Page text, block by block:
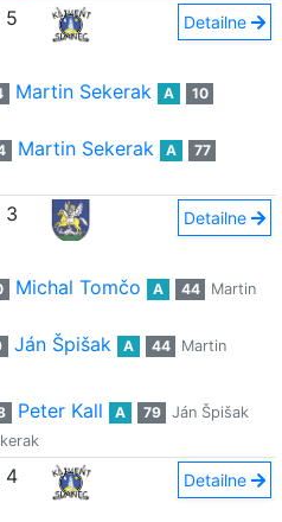
5 Detailne
Martin Sekerak A
10
Martin Sekerak A
77
3 Detailne
Michal Tomčo A 44
Martin
Ján Špišak A 44
Martin
Peter Kall A 79
Ján Špišak
4 Detailne